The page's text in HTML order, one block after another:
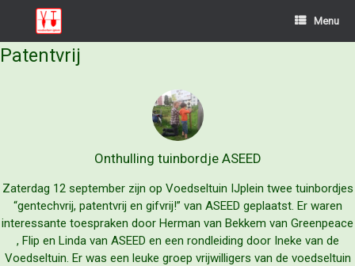
inhoud
Menu
Patentvrij
Onthulling tuinbordje ASEED
Zaterdag 12 september zijn op Voedseltuin IJplein twee tuinbordjes
“gentechvrij, patentvrij en gifvrij!” van ASEED geplaatst. Er waren
interessante toespraken door Herman van Bekkem van Greenpeace
, Flip en Linda van ASEED en een rondleiding door Ineke van de
Voedseltuin. Er was een leuke groep vrijwilligers van de voedseltuin